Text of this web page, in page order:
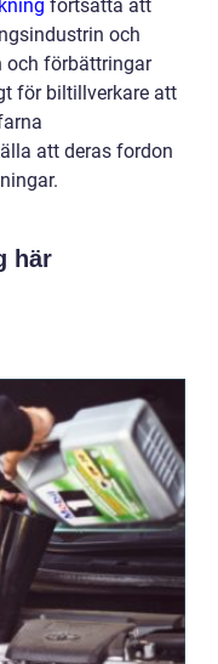
fortsätta att
och
förbättringar
för biltillverkare att
att deras fordon
här